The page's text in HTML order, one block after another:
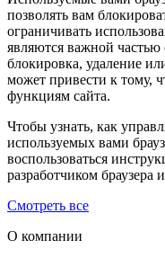
позволять вам
ограничивать
являются важной частью
блокировка, удаление
может привести к тому,
функциям сайта.
Чтобы узнать, как
используемых вами
воспользоваться
разработчиком браузера
Смотреть все
О компании